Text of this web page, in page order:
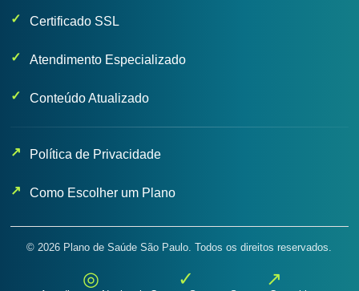
Certificado SSL
Atendimento Especializado
Conteúdo Atualizado
Política de Privacidade
Como Escolher um Plano
© 2026 Plano de Saúde São Paulo. Todos os direitos reservados.
◎ ✓ ↗